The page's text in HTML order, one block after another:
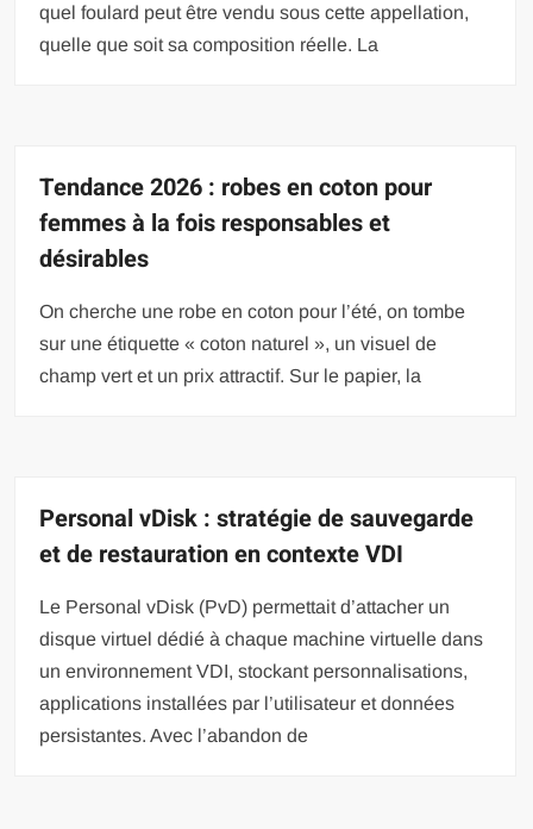
quel foulard peut être vendu sous cette appellation,
quelle que soit sa composition réelle. La
Tendance 2026 : robes en coton pour
femmes à la fois responsables et
désirables
On cherche une robe en coton pour l’été, on tombe
sur une étiquette « coton naturel », un visuel de
champ vert et un prix attractif. Sur le papier, la
Personal vDisk : stratégie de sauvegarde
et de restauration en contexte VDI
Le Personal vDisk (PvD) permettait d’attacher un
disque virtuel dédié à chaque machine virtuelle dans
un environnement VDI, stockant personnalisations,
applications installées par l’utilisateur et données
persistantes. Avec l’abandon de